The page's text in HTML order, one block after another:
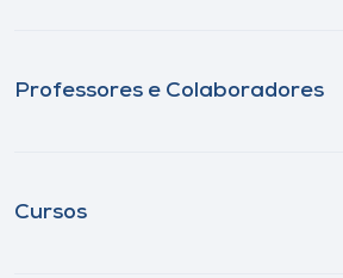
Professores e Colaboradores
Cursos